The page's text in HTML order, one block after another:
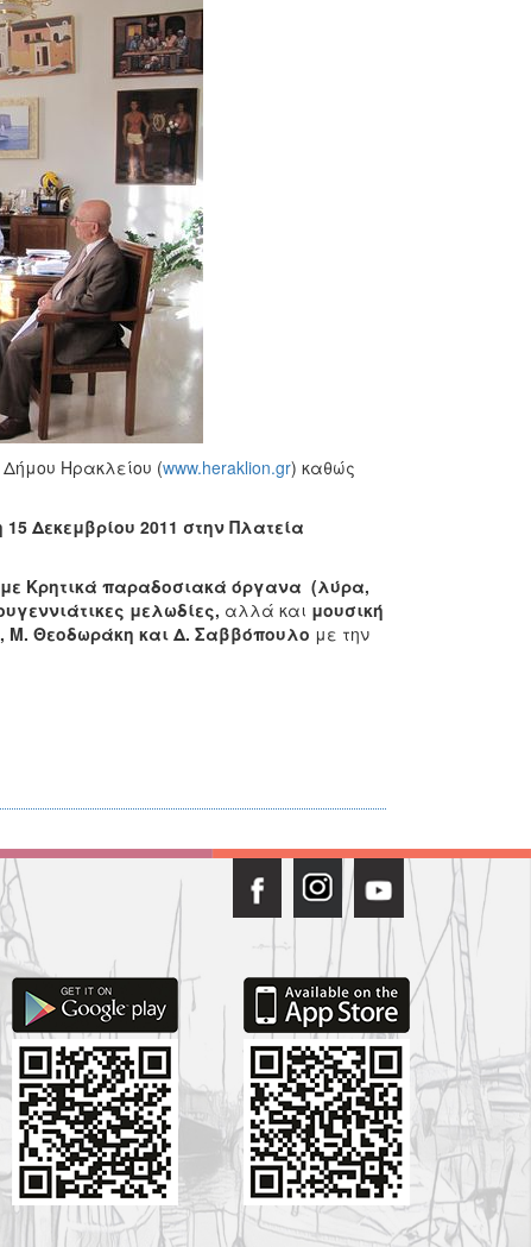
Ηρακλείου (www.heraklion.gr) καθώς
Δεκεμβρίου 2011 στην Πλατεία
Κρητικά παραδοσιακά όργανα (λύρα,
μελωδίες, αλλά και μουσική
Μ. Θεοδωράκη και Δ. Σαββόπουλο με την